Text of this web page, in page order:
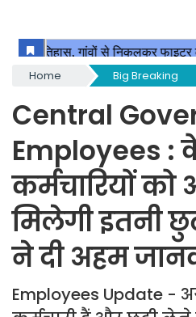
Home Big Breaking
Central
Employees :
कर्मचारियों
मिलेगी इतनी
ने दी अहम
Employees Update -